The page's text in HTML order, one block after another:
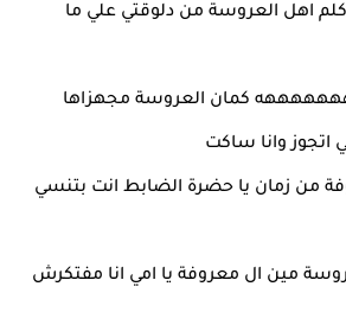
اهل العروسة من دلوقتي علي ما
كمان العروسة مجهزاها
وانا ساكت
من زمان يا حضرة الضابط انت بتنسي
مين ال معروفة يا امي انا مفتكرش